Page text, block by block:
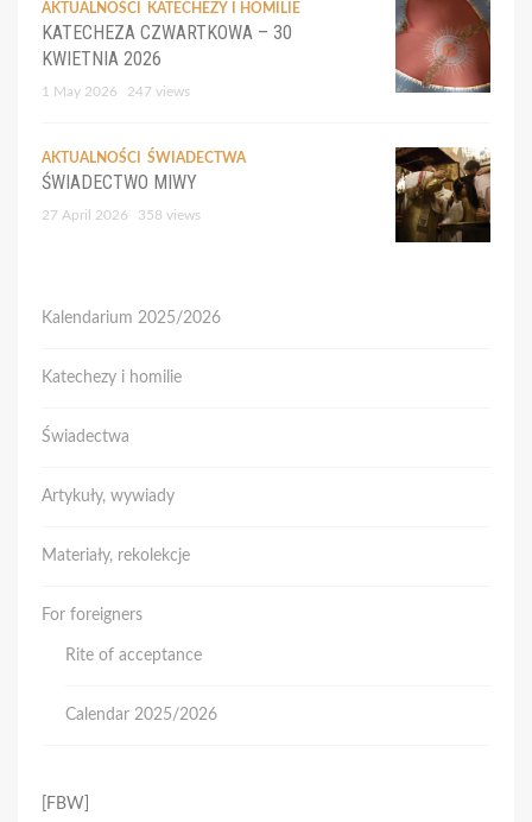
AKTUALNOŚCI KATECHEZY I HOMILIE
KATECHEZA CZWARTKOWA – 30
KWIETNIA 2026
1 May 2026 247 views
AKTUALNOŚCI ŚWIADECTWA
ŚWIADECTWO MIWY
27 April 2026 358 views
Kalendarium 2025/2026
Katechezy i homilie
Świadectwa
Artykuły, wywiady
Materiały, rekolekcje
For foreigners
Rite of acceptance
Calendar 2025/2026
[FBW]